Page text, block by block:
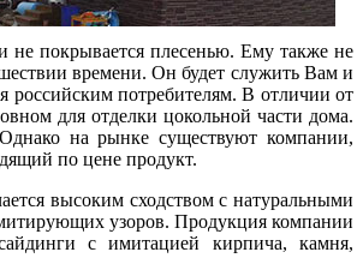
не покрывается плесенью. Ему также не
времени. Он будет служить Вам и
российским потребителям. В отличии от
для отделки цокольной части дома.
на рынке существуют компании,
по цене продукт.
высоким сходством с натуральными
узоров. Продукция компании
с имитацией кирпича, камня,